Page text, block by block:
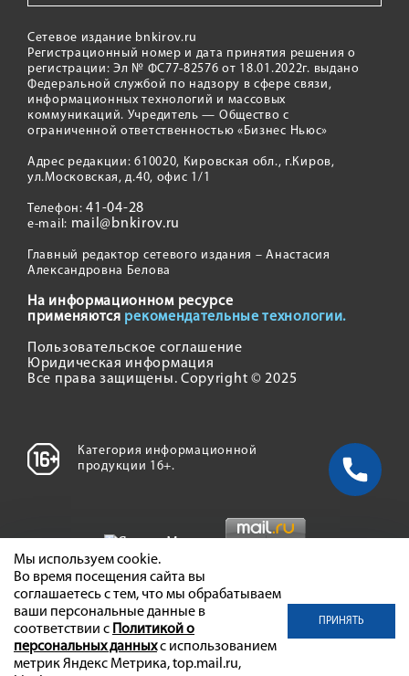
Сетевое издание bnkirov.ru
Регистрационный номер и дата принятия решения о
регистрации: Эл № ФС77-82576 от 18.01.2022г. выдано
Федеральной службой по надзору в сфере связи,
информационных технологий и массовых
коммуникаций. Учредитель — Общество с
ограниченной ответственностью «Бизнес Ньюс»
Адрес редакции: 610020, Кировская обл., г.Киров,
ул.Московская, д.40, офис 1/1
Телефон:41-04-28
e-mail: mail@bnkirov.ru
Главный редактор сетевого издания – Анастасия
Александровна Белова
На информационном ресурсе
применяются рекомендательные технологии.
Пользовательское соглашение
Юридическая информация
Все права защищены. Copyright © 2025
Категория информационной
продукции 16+.
Мы используем cookie.
Во время посещения сайта вы
соглашаетесь с тем, что мы обрабатываем
ваши персональные данные в
соответствии с Политикой о
персональных данныхс использованием
метрик Яндекс Метрика, top.mail.ru,
ПРИНЯТЬ